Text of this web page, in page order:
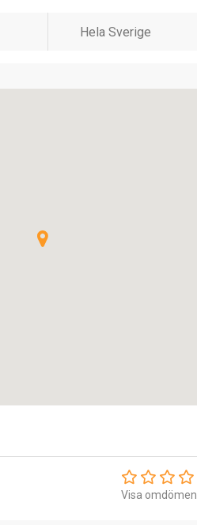
Visa omdömen